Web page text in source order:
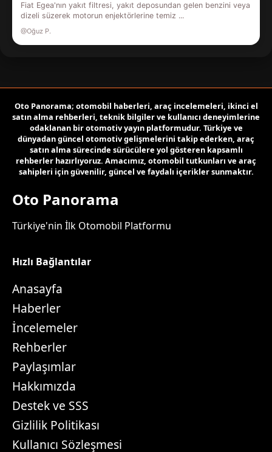
Fiat Egea'nın yakıt filtresi, yakıt deposundan gelen benzini veya
dizeli süzerek motorun enjektörlerine temiz ...
@Oğuz P.
Oto Panorama; otomobil haberleri, araç incelemeleri, ikinci el
satın alma rehberleri, teknik bilgiler ve kullanıcı deneyimlerine
odaklanan bir otomotiv yayın platformudur. Türkiye ve
dünyadan güncel otomotiv gelişmelerini takip ederken, araç
satın alma sürecinde sürücülere yol gösteren kapsamlı
rehberler hazırlıyoruz. Amacımız, otomobil tutkunları ve araç
sahipleri için güvenilir, güncel ve faydalı içerikler sunmaktır.
Oto Panorama
Türkiye'nin İlk Otomobil Platformu
Hızlı Bağlantılar
Anasayfa
Haberler
İncelemeler
Rehberler
Paylaşımlar
Hakkımızda
Destek ve SSS
Gizlilik Politikası
Kullanıcı Sözleşmesi